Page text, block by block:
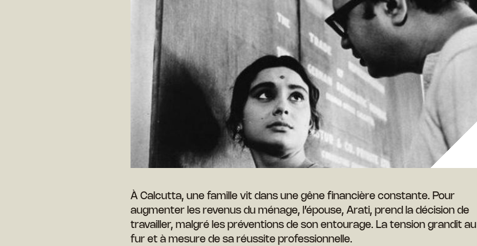
À Calcutta, une famille vit dans une gêne financière constante. Pour
augmenter les revenus du ménage, l’épouse, Arati, prend la décision de
travailler, malgré les préventions de son entourage. La tension grandit au
fur et à mesure de sa réussite professionnelle.